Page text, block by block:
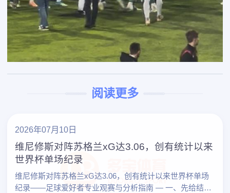
阅读更多
2026年07月10日
维尼修斯对阵苏格兰xG达3.06，创有统计以来
世界杯单场纪录
维尼修斯对阵苏格兰xG达3.06，创有统计以来世界杯单场
纪录——足球爱好者专业观赛与分析指南 — 一、先给结